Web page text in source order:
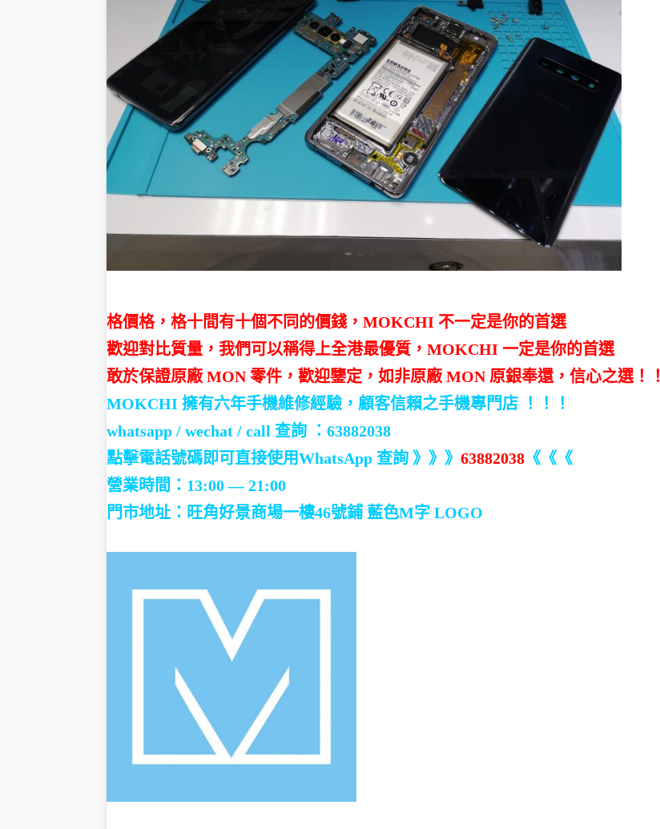
格價格，格十間有十個不同的價錢，MOKCHI 不一定是你的首選
歡迎對比質量，我們可以稱得上全港最優質，MOKCHI 一定是你的首選
敢於保證原廠 MON 零件，歡迎鑒定，如非原廠 MON 原銀奉還，信心之選！！
MOKCHI 擁有六年手機維修經驗，顧客信賴之手機專門店 ！！！
whatsapp / wechat / call 查詢 ：63882038
點擊電話號碼即可直接使用WhatsApp 查詢 》》》 63882038 《《《
營業時間：13:00 — 21:00
門市地址： 旺角好景商場一樓46號鋪 藍色M字 LOGO